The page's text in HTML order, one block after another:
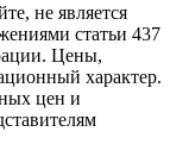
не является
статьи 437
Цены,
характер.
цен и